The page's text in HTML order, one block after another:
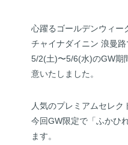
心躍るゴールデンウィー
チャイナダイニン 浪曼路
5/2(土)〜5/6(水)のGW期
意いたしました。
人気のプレミアムセレク
今回GW限定で「ふかひ
ます。